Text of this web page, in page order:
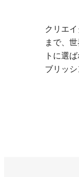
クリエ
まで、
トに選
ブリッシ